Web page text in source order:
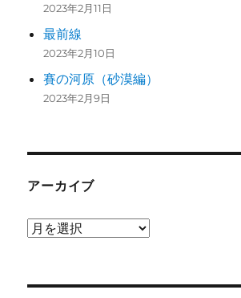
2023年2月11日
最前線
2023年2月10日
賽の河原（砂漠編）
2023年2月9日
アーカイブ
ア